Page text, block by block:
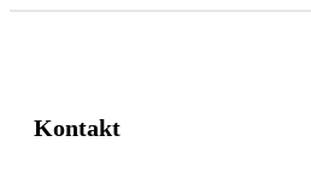
Kontakt